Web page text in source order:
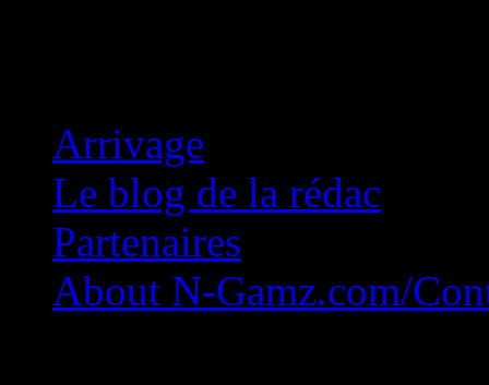
Arrivage
Le blog de la rédac
Partenaires
About N-Gamz.com/